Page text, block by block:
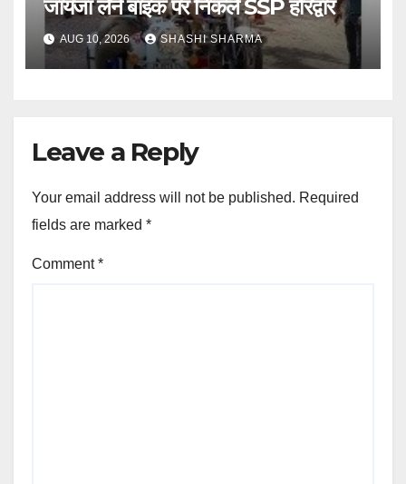
जायजा लेने बाइक पर निकले SSP हरिद्वार
AUG 10, 2026 SHASHI SHARMA
Leave a Reply
Your email address will not be published. Required
fields are marked *
Comment*